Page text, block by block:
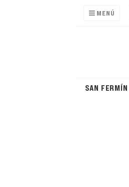
MENÚ
SAN FERMÍN